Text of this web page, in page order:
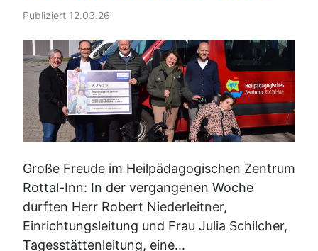
Publiziert 12.03.26
Große Freude im Heilpädagogischen Zentrum
Rottal-Inn: In der vergangenen Woche
durften Herr Robert Niederleitner,
Einrichtungsleitung und Frau Julia Schilcher,
Tagesstättenleitung, eine...